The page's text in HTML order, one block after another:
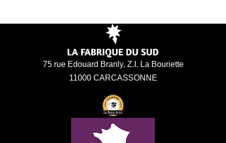
75 rue Edouard Branly, Z.I. La Bouriette
11000 CARCASSONNE